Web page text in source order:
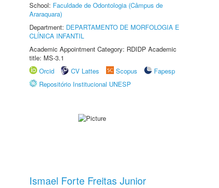
School: Faculdade de Odontologia (Câmpus de
Araraquara)
Department: DEPARTAMENTO DE MORFOLOGIA E
CLÍNICA INFANTIL
Academic Appointment Category: RDIDP Academic
title: MS-3.1
Orcid
CV Lattes Scopus
Fapesp
Repositório Institucional UNESP
Ismael Forte Freitas Junior